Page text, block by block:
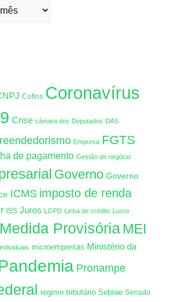
Cofins Coronavírus
Crise câmara dos Deputados DAS
Empresa FGTS
de pagamento Gestão de negócio
Governo Governo
ICMS imposto de renda
ISS Juros LGPD Linha de crédito Lucro
Medida ProvisóriaMEI
microempresas Ministério da
Pronampe
regime tributário Sebrae Senado